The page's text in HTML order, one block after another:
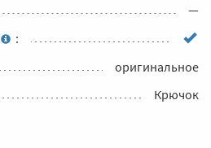
—
:
оригинальное
Крючок